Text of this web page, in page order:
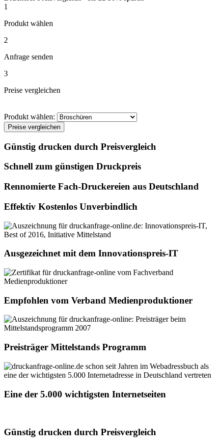
1
Produkt wählen
2
Anfrage senden
3
Preise vergleichen
Produkt wählen:
Preise vergleichen
Günstig drucken durch Preisvergleich
Schnell zum günstigen Druckpreis
Rennomierte Fach-Druckereien aus Deutschland
Effektiv Kostenlos Unverbindlich
Ausgezeichnet mit dem Innovationspreis-IT
Empfohlen vom Verband Medienproduktioner
Preisträger Mittelstands Programm
Eine der 5.000 wichtigsten Internetseiten
Günstig drucken durch Preisvergleich